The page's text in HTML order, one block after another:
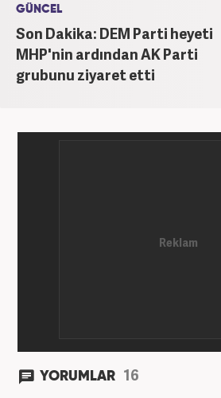
GÜNCEL
Son Dakika: DEM Parti heyeti
MHP'nin ardından AK Parti
grubunu ziyaret etti
YORUMLAR 16